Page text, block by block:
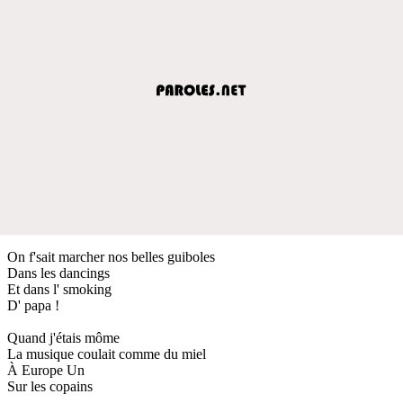
On f'sait marcher nos belles guiboles
Dans les dancings
Et dans l' smoking
D' papa !
Quand j'étais môme
La musique coulait comme du miel
À Europe Un
Sur les copains